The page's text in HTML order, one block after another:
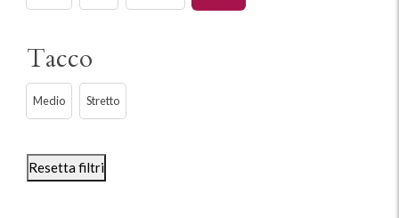
Tacco
Medio Stretto
Resetta filtri